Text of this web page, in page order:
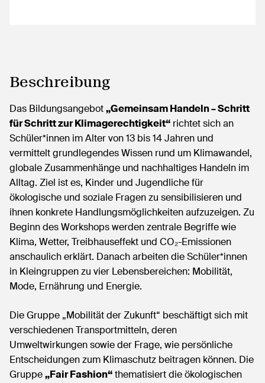
Beschreibung
Das Bildungsangebot„Gemeinsam Handeln – Schritt
für Schritt zur Klimagerechtigkeit“ richtet sich an
Schüler*innen im Alter von 13 bis 14 Jahren und
vermittelt grundlegendes Wissen rund um Klimawandel,
globale Zusammenhänge und nachhaltiges Handeln im
Alltag. Ziel ist es, Kinder und Jugendliche für
ökologische und soziale Fragen zu sensibilisieren und
ihnen konkrete Handlungsmöglichkeiten aufzuzeigen. Zu
Beginn des Workshops werden zentrale Begriffe wie
Klima, Wetter, Treibhauseffekt und CO₂-Emissionen
anschaulich erklärt. Danach arbeiten die Schüler*innen
in Kleingruppen zu vier Lebensbereichen: Mobilität,
Mode, Ernährung und Energie.
Die Gruppe „Mobilität der Zukunft“ beschäftigt sich mit
verschiedenen Transportmitteln, deren
Umweltwirkungen sowie der Frage, wie persönliche
Entscheidungen zum Klimaschutz beitragen können. Die
Gruppe„Fair Fashion“thematisiert die ökologischen